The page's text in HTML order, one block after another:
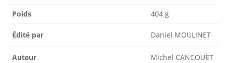
Poids 404 g
Édité par Daniel MOULINET
Auteur Michel CANCOUËT